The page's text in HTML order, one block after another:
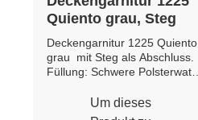
Quiento grau, Steg
Deckengarnitur 1225 Quiento
grau mit Steg als Abschluss.
Füllung: Schwere Polsterwatte
Etwaige Farb- und
Musterabweichungen möglich.
Um dieses